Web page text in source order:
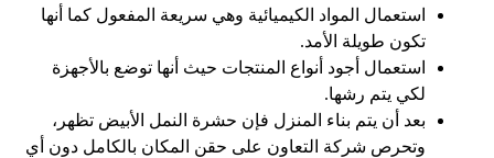
استعمال المواد الكيميائية وهي سريعة المفعول كما أنها
تكون طويلة الأمد.
استعمال أجود أنواع المنتجات حيث أنها توضع بالأجهزة
لكي يتم رشها.
بعد أن يتم بناء المنزل فإن حشرة النمل الأبيض تظهر،
وتحرص شركة التعاون على حقن المكان بالكامل دون أي